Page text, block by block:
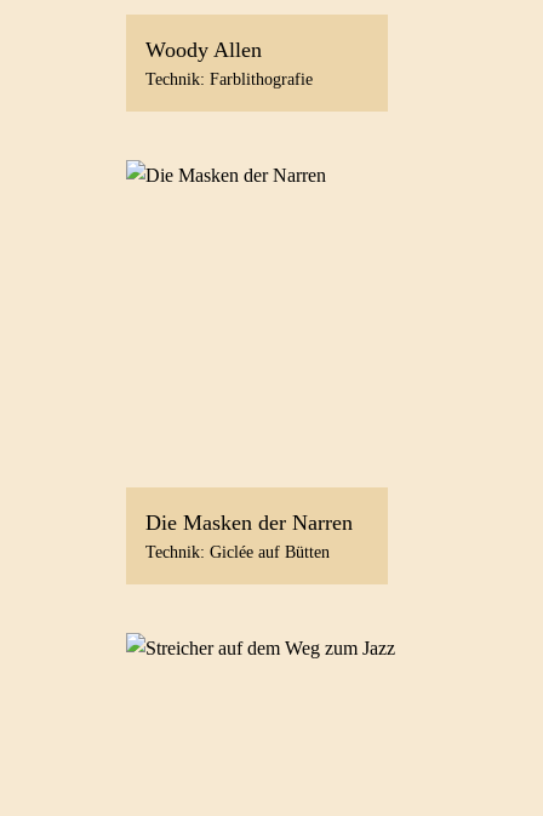
Woody Allen
Technik: Farblithografie
Die Masken der Narren
Technik: Giclée auf Bütten